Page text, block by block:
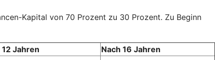
Kapital von 70 Prozent zu 30 Prozent. Zu Beginn
12 Jahren
Nach 16 Jahren